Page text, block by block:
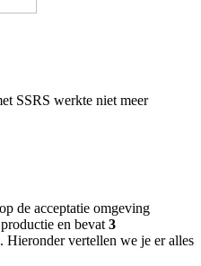
SSRS werkte niet meer
de acceptatie omgeving
en bevat3
Hieronder vertellen we je er alles